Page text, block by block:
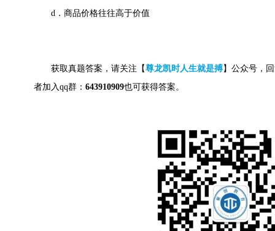
d．商品价格往往高于价值
获取真题答案，请关注【尊龙凯时人生就是搏】公众号，
者加入qq群： 643910909也可获得答案。